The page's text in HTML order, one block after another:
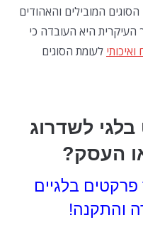
המובילים והאהודים
היא העובדה כי
לעומת הסוגים
בלגי לשדרוג
העסק?
בלגיים
והתקנה!